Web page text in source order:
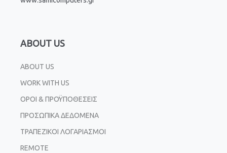
ABOUT US
ABOUT US
WORK WITH US
ΟΡΟΙ & ΠΡΟΫΠΟΘΕΣΕΙΣ
ΠΡΟΣΩΠΙΚΑ ΔΕΔΟΜΕΝΑ
ΤΡΑΠΕΖΙΚΟΙ ΛΟΓΑΡΙΑΣΜΟΙ
REMOTE